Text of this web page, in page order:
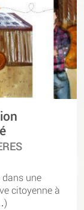
dans une
citoyenne à